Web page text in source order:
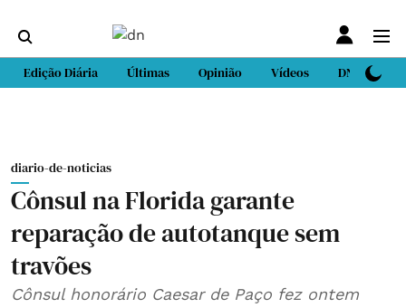
Edição Diária Últimas Opinião Vídeos DN Sport
diario-de-noticias
Cônsul na Florida garante
reparação de autotanque sem
travões
Cônsul honorário Caesar de Paço fez ontem